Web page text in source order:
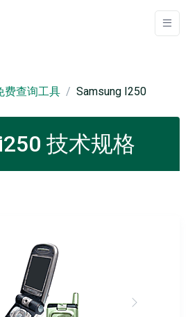
费查询工具 Samsung I250
技术规格